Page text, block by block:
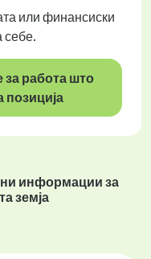
или финансиски
себе.
за работа што
позиција
информации за
земја